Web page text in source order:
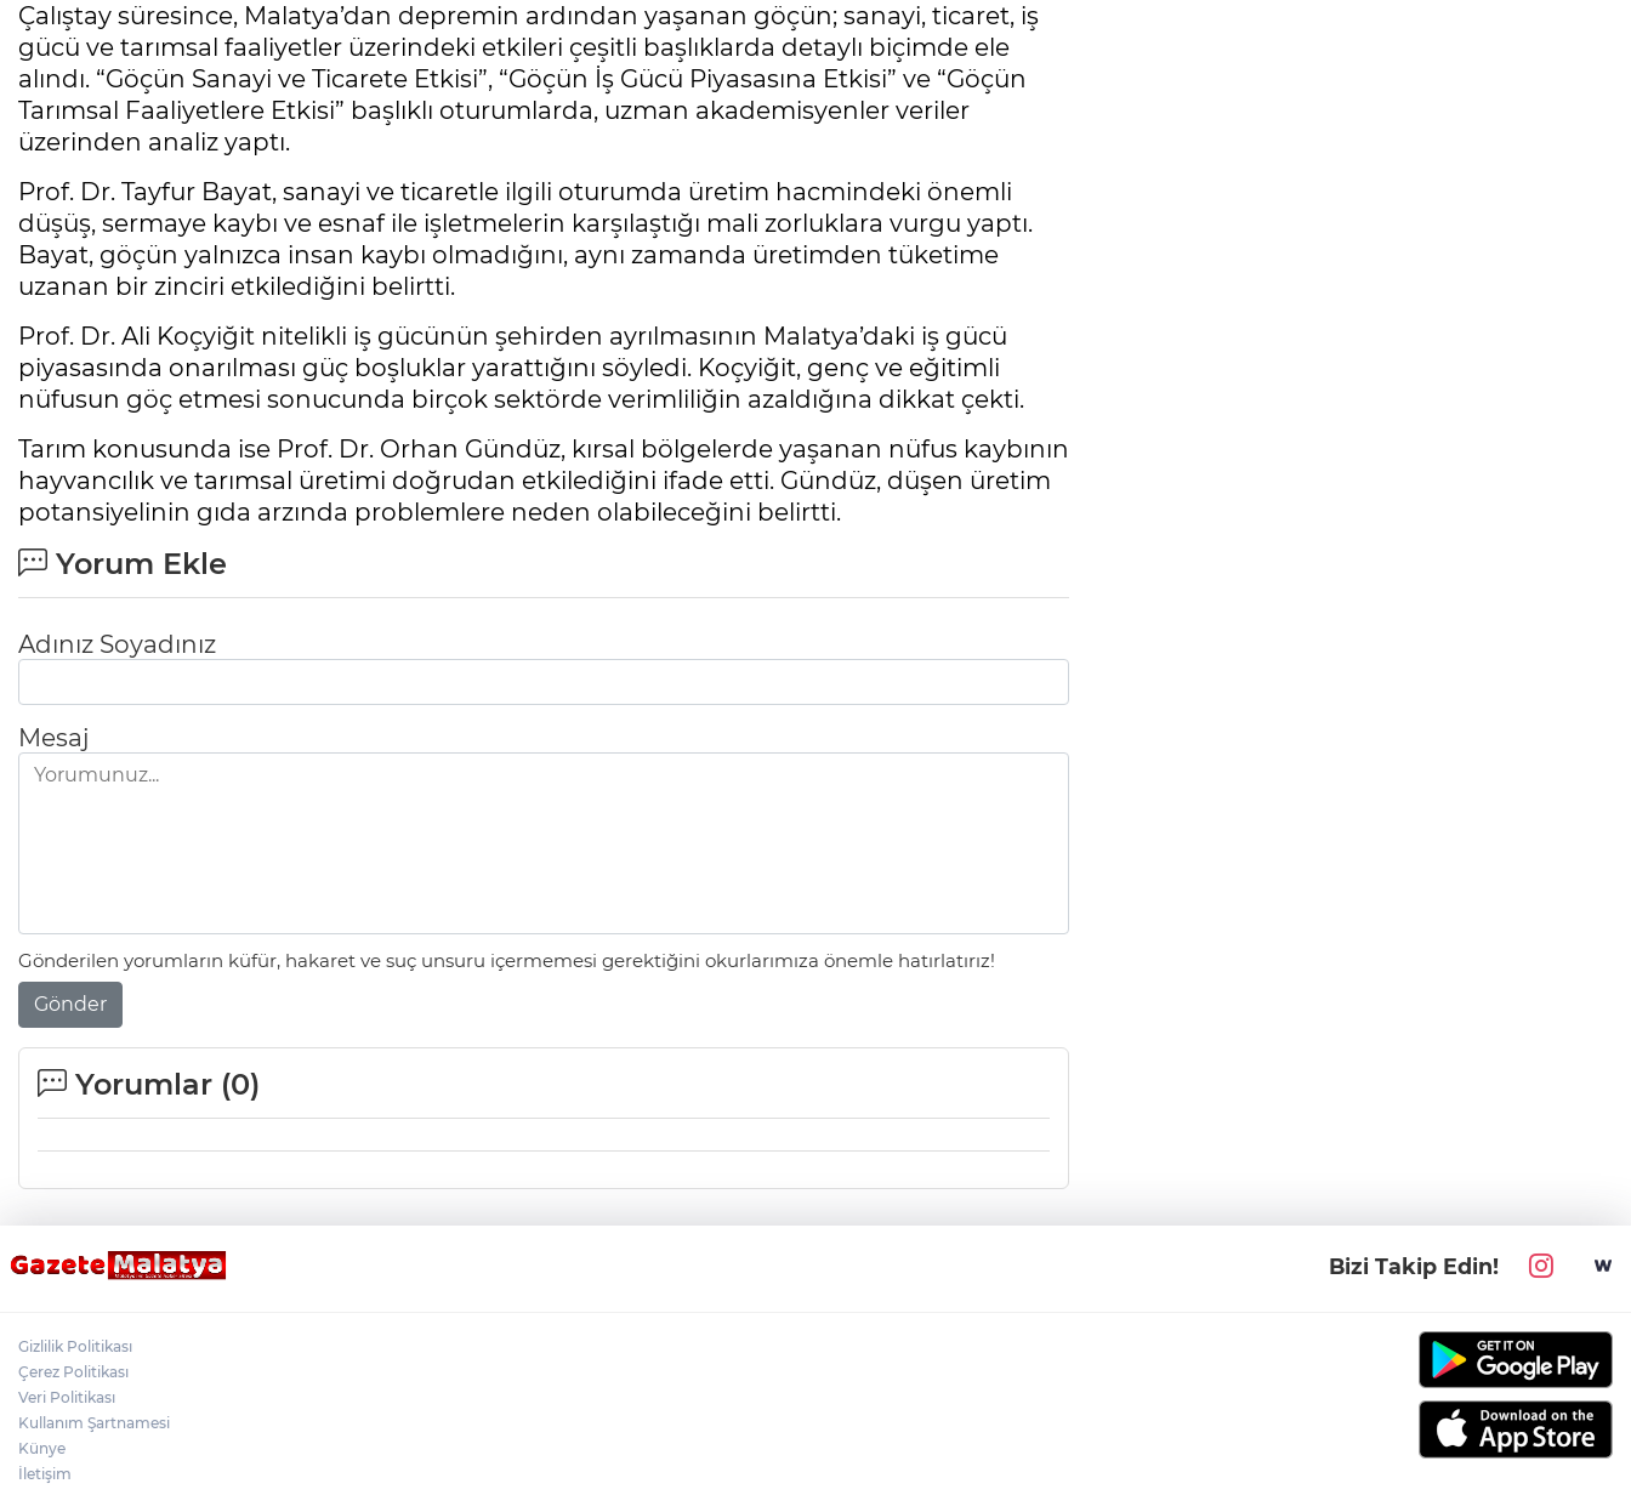
Çalıştay süresince, Malatya’dan depremin ardından yaşanan göçün; sanayi, ticaret, iş
gücü ve tarımsal faaliyetler üzerindeki etkileri çeşitli başlıklarda detaylı biçimde ele
alındı. “Göçün Sanayi ve Ticarete Etkisi”, “Göçün İş Gücü Piyasasına Etkisi” ve “Göçün
Tarımsal Faaliyetlere Etkisi” başlıklı oturumlarda, uzman akademisyenler veriler
üzerinden analiz yaptı.
Prof. Dr. Tayfur Bayat, sanayi ve ticaretle ilgili oturumda üretim hacmindeki önemli
düşüş, sermaye kaybı ve esnaf ile işletmelerin karşılaştığı mali zorluklara vurgu yaptı.
Bayat, göçün yalnızca insan kaybı olmadığını, aynı zamanda üretimden tüketime
uzanan bir zinciri etkilediğini belirtti.
Prof. Dr. Ali Koçyiğit nitelikli iş gücünün şehirden ayrılmasının Malatya’daki iş gücü
piyasasında onarılması güç boşluklar yarattığını söyledi. Koçyiğit, genç ve eğitimli
nüfusun göç etmesi sonucunda birçok sektörde verimliliğin azaldığına dikkat çekti.
Tarım konusunda ise Prof. Dr. Orhan Gündüz, kırsal bölgelerde yaşanan nüfus kaybının
hayvancılık ve tarımsal üretimi doğrudan etkilediğini ifade etti. Gündüz, düşen üretim
potansiyelinin gıda arzında problemlere neden olabileceğini belirtti.
Yorum Ekle
Adınız Soyadınız
Mesaj
Gönderilen yorumların küfür, hakaret ve suç unsuru içermemesi gerektiğini okurlarımıza önemle hatırlatırız!
Gönder
Yorumlar (0)
Bizi Takip Edin!
Gizlilik Politikası
Çerez Politikası
Veri Politikası
Kullanım Şartnamesi
Künye
İletişim